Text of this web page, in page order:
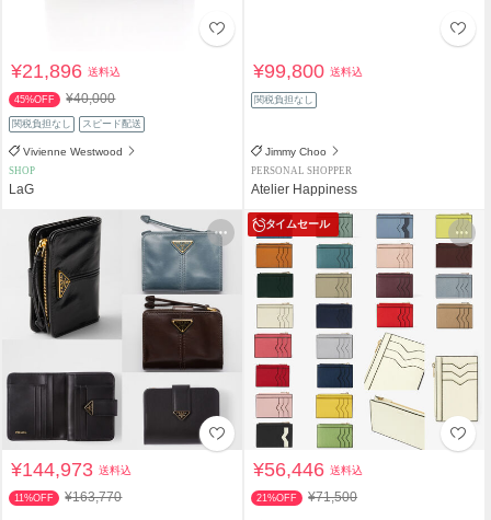
¥21,896送料込
45%OFF ¥40,000
関税負担なし スピード配送
Vivienne Westwood
SHOP
LaG
¥99,800送料込
関税負担なし
Jimmy Choo
PERSONAL SHOPPER
Atelier Happiness
¥144,973送料込
11%OFF ¥163,770
タイムセール
¥56,446送料込
21%OFF ¥71,500